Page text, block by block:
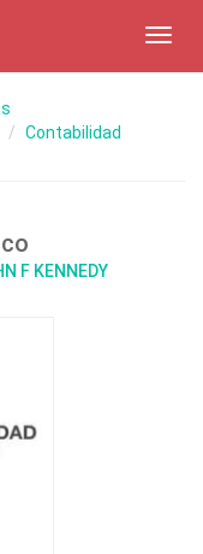
Contabilidad
F KENNEDY